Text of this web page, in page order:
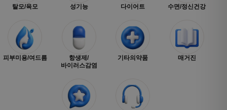
탈모/육모 성기능 다이어트 수면/정신건강
피부미용/여드름
항생제/
바이러스감염
기타의약품 매거진